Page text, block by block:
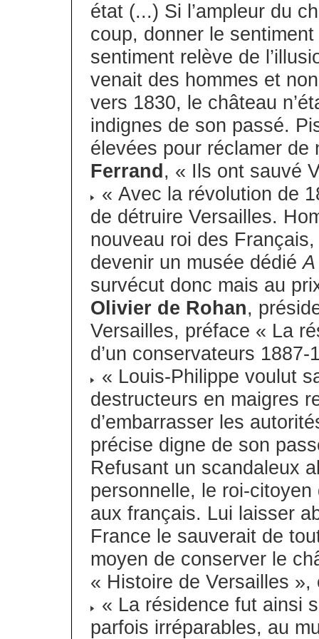
état (...) Si l’ampleur du
coup, donner le
sentiment relève de
venait des hommes et
vers 1830, le château
indignes de son passé.
élevées pour réclamer
Ferrand , « Ils ont sauvé
« Avec la révolution de
de détruire Versailles.
nouveau roi des
devenir un musée dédié
survécut donc mais au
Olivier de Rohan,
Versailles, préface « La
d’un conservateurs
« Louis-Philippe voulut
destructeurs en maigres
d’embarrasser les
précise digne de son
Refusant un scandaleux
personnelle, le roi-citoyen
aux français. Lui laisser
France le sauverait de
moyen de conserver le
« Histoire de Versailles »,
« La résidence fut ainsi
parfois irréparables, au